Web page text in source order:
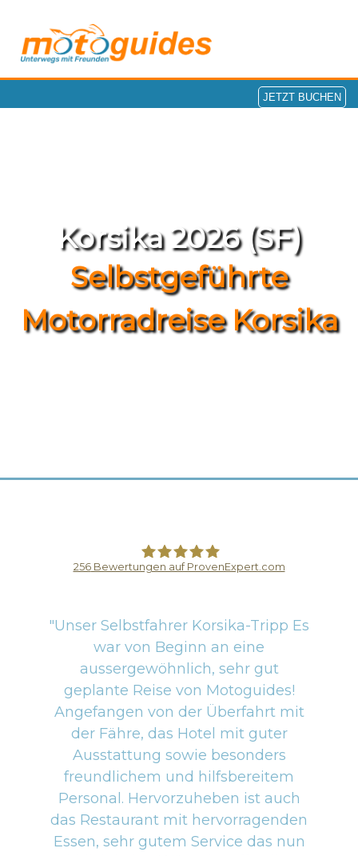
JETZT BUCHEN
Korsika 2026 (SF)
Selbstgeführte
Motorradreise Korsika
256Bewertungen auf ProvenExpert.com
"Unser Selbstfahrer Korsika-Tripp Es
war von Beginn an eine
aussergewöhnlich, sehr gut
geplante Reise von Motoguides!
Angefangen von der Überfahrt mit
der Fähre, das Hotel mit guter
Ausstattung sowie besonders
freundlichem und hilfsbereitem
Personal. Hervorzuheben ist auch
das Restaurant mit hervorragenden
Essen, sehr gutem Service das nun